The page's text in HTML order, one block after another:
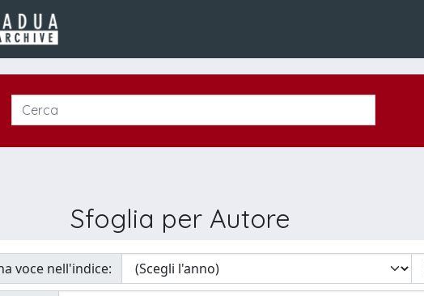
Sfoglia per Autore
voce nell'indice: